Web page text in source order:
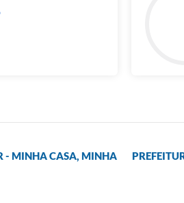
- MINHA CASA, MINHA